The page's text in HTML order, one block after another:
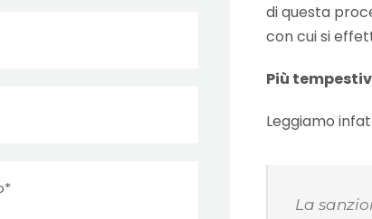
di questa
con cui si
Più
Leggiamo
La